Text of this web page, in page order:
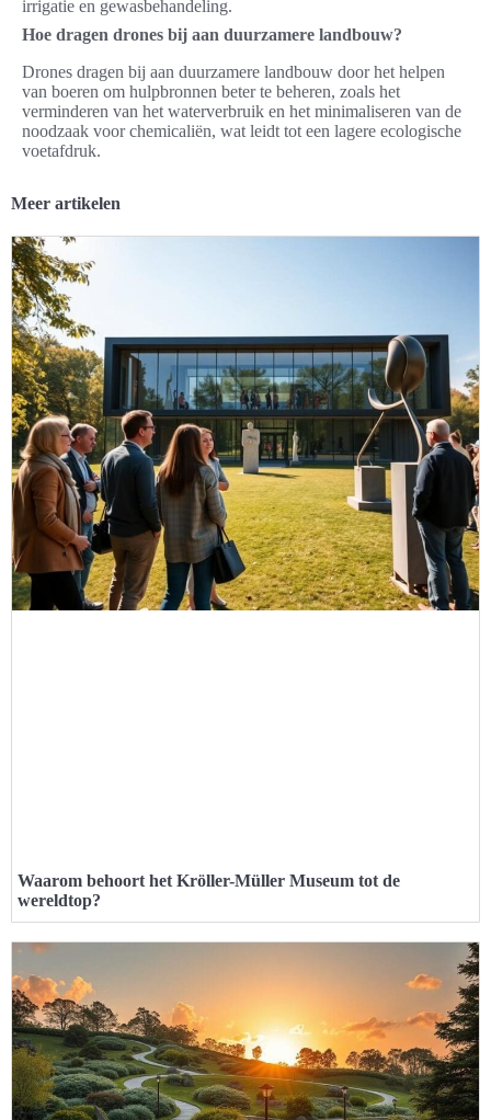
irrigatie en gewasbehandeling.
Hoe dragen drones bij aan duurzamere landbouw?
Drones dragen bij aan duurzamere landbouw door het helpen
van boeren om hulpbronnen beter te beheren, zoals het
verminderen van het waterverbruik en het minimaliseren van de
noodzaak voor chemicaliën, wat leidt tot een lagere ecologische
voetafdruk.
Meer artikelen
Waarom behoort het Kröller-Müller Museum tot de
wereldtop?